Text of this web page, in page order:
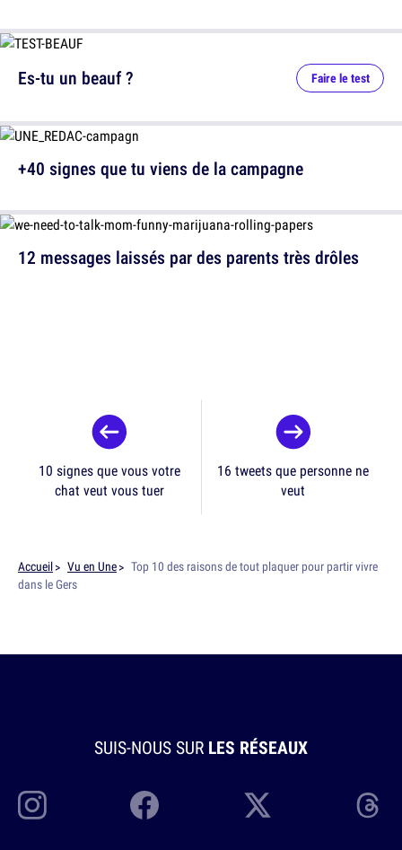
12 messages laissés par des parents très drôles
Es-tu un beauf ? Faire le test
+40 signes que tu viens de la campagne
10 signes que vous votre
chat veut vous tuer
16 tweets que personne ne
veut
Accueil Vu en Une
Top 10 des raisons de tout plaquer pour partir vivre
dans le Gers
SUIS-NOUS SUR LES RÉSEAUX